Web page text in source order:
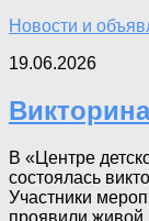
Новости и
19.06.2026
В «Центре
состоялась
Участники